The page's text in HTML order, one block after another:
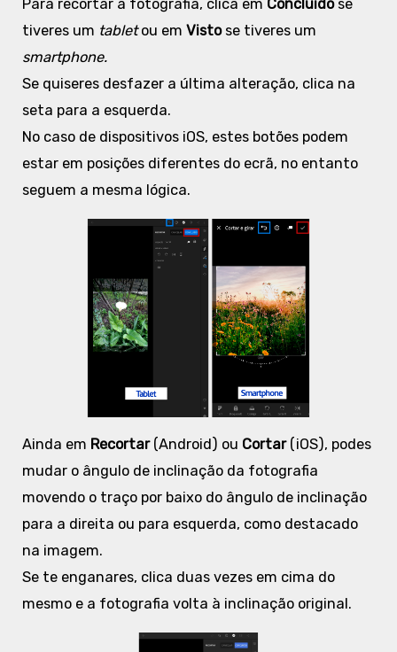
Para recortar a fotografia, clica em Concluído se
tiveres um tabletou em Vistose tiveres um
smartphone.
Se quiseres desfazer a última alteração, clica na
seta para a esquerda.
No caso de dispositivos iOS, estes botões podem
estar em posições diferentes do ecrã, no entanto
seguem a mesma lógica.
Ainda em Recortar (Android) ou Cortar (iOS), podes
mudar o ângulo de inclinação da fotografia
movendo o traço por baixo do ângulo de inclinação
para a direita ou para esquerda, como destacado
na imagem.
Se te enganares, clica duas vezes em cima do
mesmo e a fotografia volta à inclinação original.